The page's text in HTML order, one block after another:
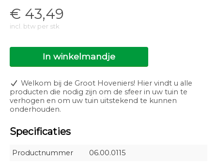
€ 43,49
incl. btw per stk
In winkelmandje
Welkom bij de Groot Hoveniers! Hier vindt u alle
producten die nodig zijn om de sfeer in uw tuin te
verhogen en om uw tuin uitstekend te kunnen
onderhouden.
Specificaties
Productnummer 06.00.0115